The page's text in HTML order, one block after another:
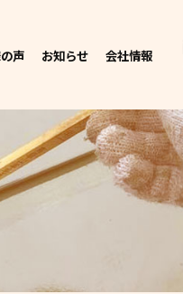
声 お知らせ 会社情報